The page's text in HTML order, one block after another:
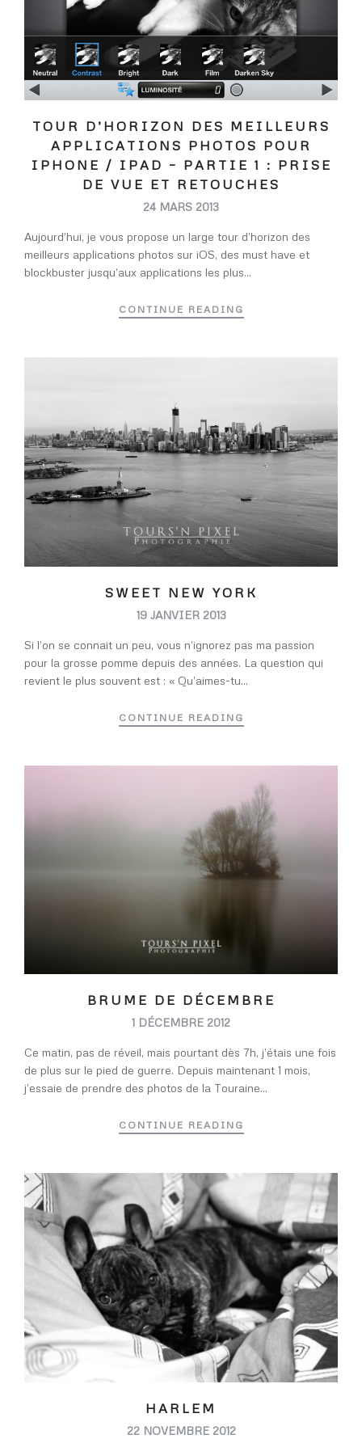
TOUR D’HORIZON DES MEILLEURS
APPLICATIONS PHOTOS POUR
IPHONE / IPAD – PARTIE 1 : PRISE
DE VUE ET RETOUCHES
24 MARS 2013
Aujourd’hui, je vous propose un large tour d’horizon des
meilleurs applications photos sur iOS, des must have et
blockbuster jusqu’aux applications les plus...
CONTINUE READING
SWEET NEW YORK
19 JANVIER 2013
Si l’on se connait un peu, vous n’ignorez pas ma passion
pour la grosse pomme depuis des années. La question qui
revient le plus souvent est : « Qu’aimes-tu...
CONTINUE READING
BRUME DE DÉCEMBRE
1 DÉCEMBRE 2012
Ce matin, pas de réveil, mais pourtant dès 7h, j’étais une fois
de plus sur le pied de guerre. Depuis maintenant 1 mois,
j’essaie de prendre des photos de la Touraine...
CONTINUE READING
HARLEM
22 NOVEMBRE 2012